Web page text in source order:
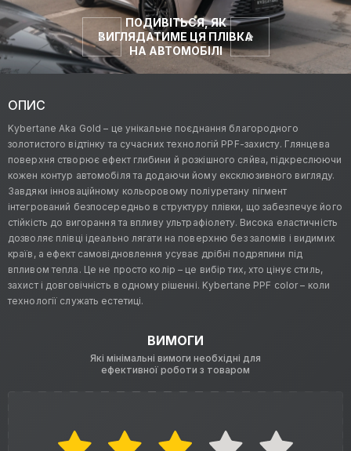
ПОДИВІТЬСЯ, ЯК
ВИГЛЯДАТИМЕ ЦЯ ПЛІВКА
НА АВТОМОБІЛІ
ОПИС
Kybertane Aka Gold – це унікальне поєднання благородного
золотистого відтінку та сучасних технологій PPF-захисту. Глянцева
поверхня створює ефект глибини й розкішного сяйва, підкреслюючи
кожен контур автомобіля та додаючи йому ексклюзивного вигляду.
Завдяки інноваційному кольоровому поліуретану пігмент
інтегрований безпосередньо в структуру плівки, що забезпечує його
стійкість до вигорання та впливу ультрафіолету. Висока еластичність
дозволяє плівці ідеально лягати на поверхню без заломів і видимих
країв, а ефект самовідновлення усуває дрібні подряпини під
впливом тепла. Це не просто колір – це вибір тих, хто цінує стиль,
захист і довговічність в одному рішенні. Kybertane PPF color – коли
технології служать естетиці.
ВИМОГИ
Які мінімальні вимоги необхідні для
ефективної роботи з товаром